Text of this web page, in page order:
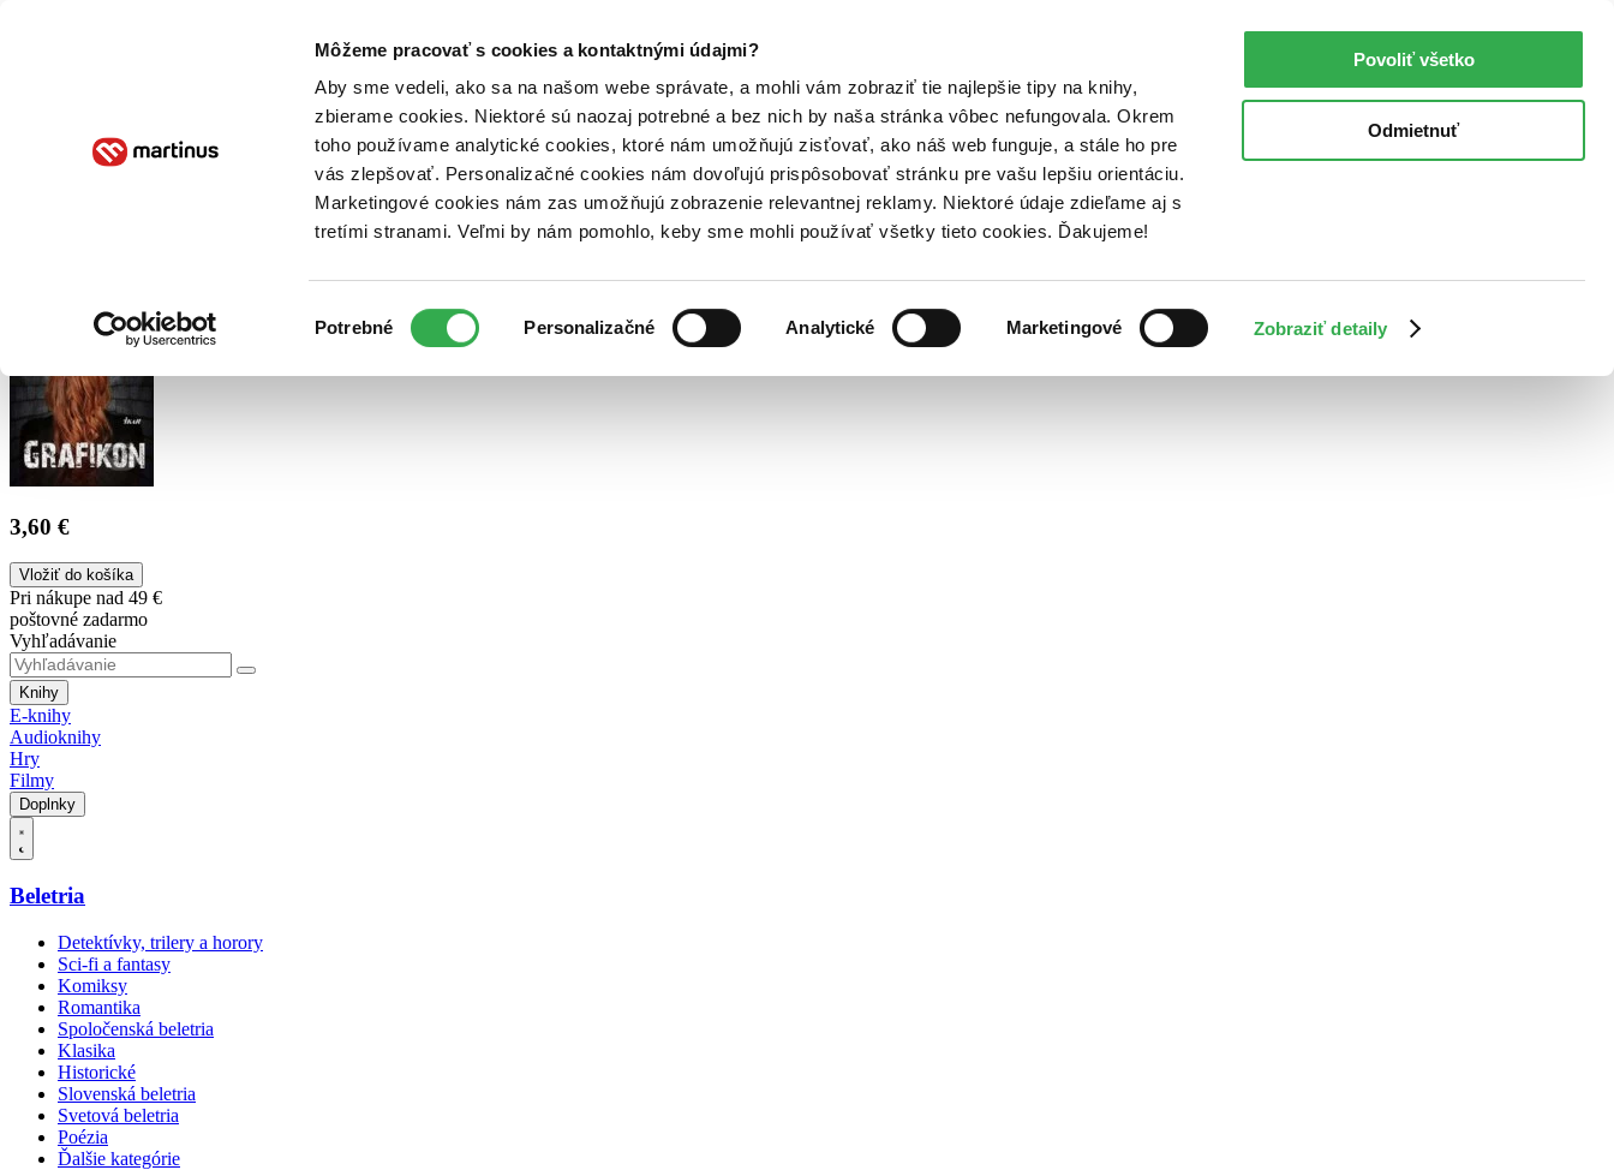
Môžeme pracovať s cookies a kontaktnými údajmi?
Aby sme vedeli, ako sa na našom webe správate, a mohli vám zobraziť tie najlepšie tipy na knihy,
zbierame cookies. Niektoré sú naozaj potrebné a bez nich by naša stránka vôbec nefungovala. Okrem
toho používame analytické cookies, ktoré nám umožňujú zisťovať, ako náš web funguje, a stále ho pre
vás zlepšovať. Personalizačné cookies nám dovoľujú prispôsobovať stránku pre vašu lepšiu orientáciu.
Marketingové cookies nám zas umožňujú zobrazenie relevantnej reklamy. Niektoré údaje zdieľame aj s
tretími stranami. Veľmi by nám pomohlo, keby sme mohli používať všetky tieto cookies. Ďakujeme!
súhlasu
Potrebné Personalizačné Analytické Marketingové Zobraziť detaily
Povoliť všetko
Odmietnuť
Poukážky Kontakt
3,60 €
Vložiť do košíka
Pri nákupe nad 49 €
poštovné zadarmo
Vyhľadávanie
Knihy
E-knihy
Audioknihy
Hry
Filmy
Doplnky
Beletria
Detektívky, trilery a horory
Sci-fi a fantasy
Komiksy
Romantika
Spoločenská beletria
Klasika
Historické
Slovenská beletria
Svetová beletria
Poézia
Ďalšie kategórie